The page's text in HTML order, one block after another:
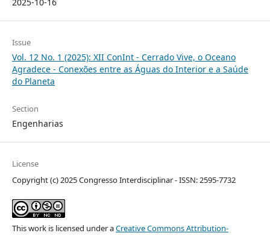
Issue
Vol. 12 No. 1 (2025): XII ConInt - Cerrado Vive, o Oceano
Agradece - Conexões entre as Águas do Interior e a Saúde
do Planeta
Section
Engenharias
License
Copyright (c) 2025 Congresso Interdisciplinar - ISSN: 2595-7732
This work is licensed under aCreative Commons Attribution-